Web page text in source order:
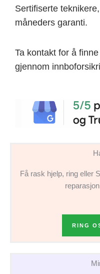
Sertifiserte
måneders garanti.
Ta kontakt for å
gjennom
Få rask hjelp, ring eller
RING